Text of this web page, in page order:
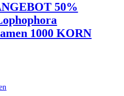
50%
1000 KORN